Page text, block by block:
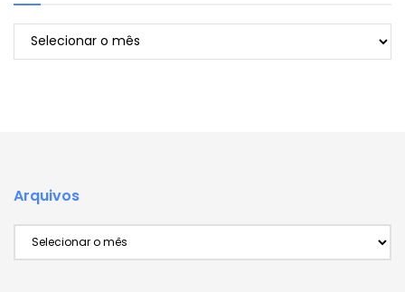
Arquivos
Arquivos